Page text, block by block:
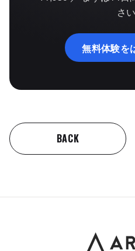
さい
無料体験を
BACK